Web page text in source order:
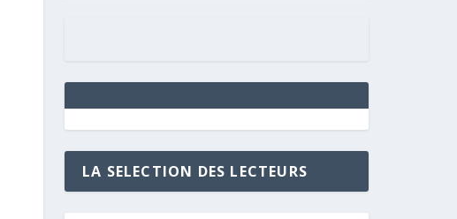
LA SELECTION DES LECTEURS